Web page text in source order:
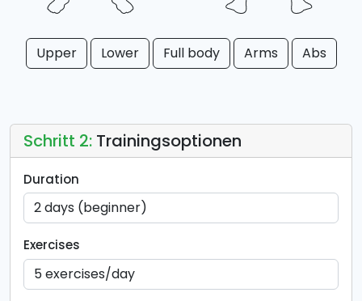
Upper Lower Full body Arms Abs
Schritt 2: Trainingsoptionen
Duration
Exercises